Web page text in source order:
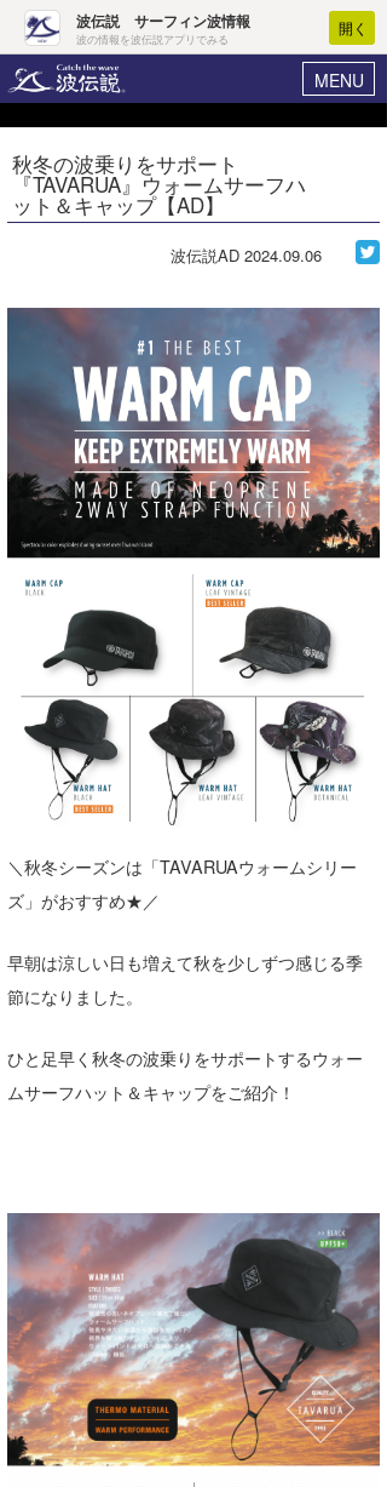
波伝説 サーフィン波情報
波の情報を波伝説アプリでみる
開く
MENU
ヘルプ マイホーム
ログイン
WAVE HUNTER
気象情報
ニュース
サーフィンエリアガイド
会員メニュー
秋冬の波乗りをサポート
『TAVARUA』ウォームサーフハ
ット＆キャップ【AD】
波伝説AD 2024.09.06
＼秋冬シーズンは「TAVARUAウォームシリー
ズ」がおすすめ★／
早朝は涼しい日も増えて秋を少しずつ感じる季
節になりました。
ひと足早く秋冬の波乗りをサポートするウォー
ムサーフハット＆キャップをご紹介！
Core Surf Japan
コンテスト
ファッション/グッズ
アート＆エンタメ
コラム
トラベル
ショップ情報
ショップ情報
湘南
千葉北
伊豆
千葉南
大阪
四国
沖縄
ウラナミ
お知らせ
その他
ルール＆How to
VOTE!
サーファーズ
ライター/寄稿メディア
mitsuteru Kamio
Yasunari Inoue
Yoshiyuki Obata
arukasvision
DELTA FORCE SURF
CBA Films
SURFMEDIA
Colors MAGAZINE
WAVAL
波伝説アンバサダー/プロライダー
福島寿実子
中浦“JET”章
嵯峨明日香
進士剛光
田原啓江
波伝説スタッフ
☆加藤
+☆maki☆+
Aichan
chan-U
波伝説